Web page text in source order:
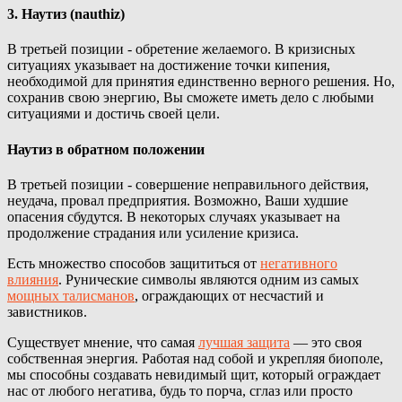
3. Наутиз (nauthiz)
В третьей позиции - обретение желаемого. В кризисных
ситуациях указывает на достижение точки кипения,
необходимой для принятия единственно верного решения. Но,
сохранив свою энергию, Вы сможете иметь дело с любыми
ситуациями и достичь своей цели.
Наутиз в обратном положении
В третьей позиции - совершение неправильного действия,
неудача, провал предприятия. Возможно, Ваши худшие
опасения сбудутся. В некоторых случаях указывает на
продолжение страдания или усиление кризиса.
Есть множество способов защититься от негативного
влияния. Рунические символы являются одним из самых
мощных талисманов, ограждающих от несчастий и
завистников.
Существует мнение, что самая лучшая защита — это своя
собственная энергия. Работая над собой и укрепляя биополе,
мы способны создавать невидимый щит, который ограждает
нас от любого негатива, будь то порча, сглаз или просто